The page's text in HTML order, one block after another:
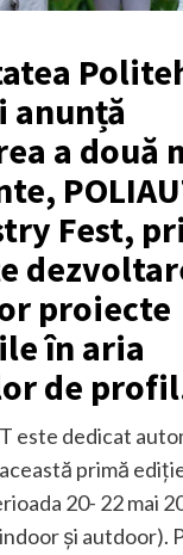
anunță
a două
Fest,
proiecte
în aria
de
este dedicat
primă
20- 22 mai
și autdoor).